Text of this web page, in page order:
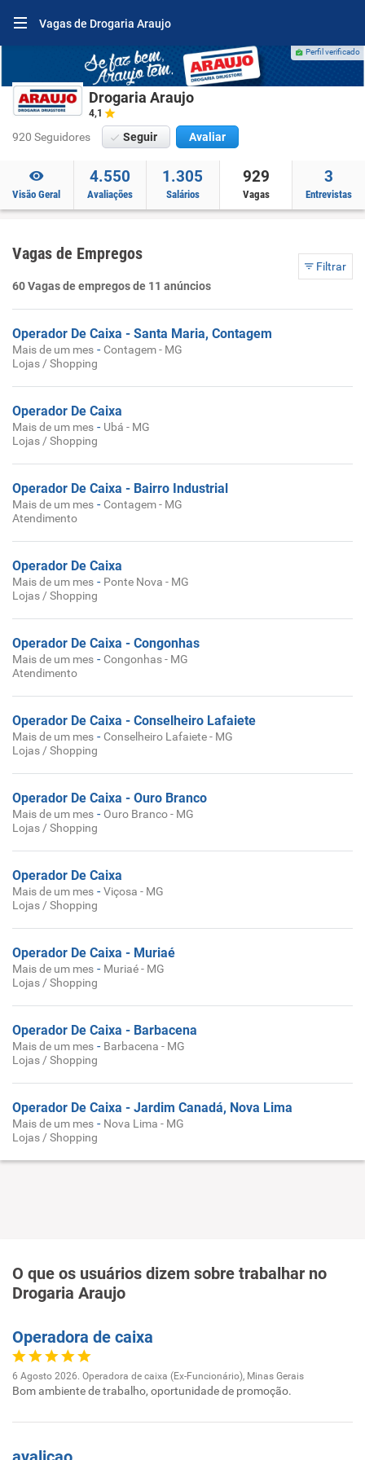
Vagas de Drogaria Araujo
Perfil verificado
Drogaria Araujo
4,1
920 Seguidores Seguir Avaliar
Visão Geral
4.550
Avaliações
1.305
Salários
929
Vagas
3
Entrevistas
Vagas de Empregos
Filtrar
60 Vagas de empregos de 11 anúncios
Operador De Caixa - Santa Maria, Contagem
Mais de um mes - Contagem - MG
Lojas / Shopping
Operador De Caixa
Mais de um mes - Ubá - MG
Lojas / Shopping
Operador De Caixa - Bairro Industrial
Mais de um mes - Contagem - MG
Atendimento
Operador De Caixa
Mais de um mes - Ponte Nova - MG
Lojas / Shopping
Operador De Caixa - Congonhas
Mais de um mes - Congonhas - MG
Atendimento
Operador De Caixa - Conselheiro Lafaiete
Mais de um mes - Conselheiro Lafaiete - MG
Lojas / Shopping
Operador De Caixa - Ouro Branco
Mais de um mes - Ouro Branco - MG
Lojas / Shopping
Operador De Caixa
Mais de um mes -Viçosa - MG
Lojas / Shopping
Operador De Caixa - Muriaé
Mais de um mes - Muriaé - MG
Lojas / Shopping
Operador De Caixa - Barbacena
Mais de um mes - Barbacena - MG
Lojas / Shopping
Operador De Caixa - Jardim Canadá, Nova Lima
Mais de um mes - Nova Lima - MG
Lojas / Shopping
O que os usuários dizem sobre trabalhar no
Drogaria Araujo
Operadora de caixa
6 Agosto 2026. Operadora de caixa (Ex-Funcionário), Minas Gerais
Bom ambiente de trabalho, oportunidade de promoção.